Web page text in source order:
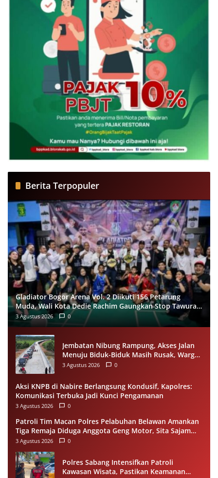
Berita Terpopuler
Gladiator Bogor Arena Vol. 2 Diikuti 156 Petarung
Muda, Wali Kota Dedie Rachim Gaungkan Stop Tawuran
Lewat Tinju
3 Agustus 2026 0
Jembatan Nibung Rampung, Akses Jalan
Menuju Biduk-Biduk Masih Rusak, Warga
Minta Pemprov Kaltim Segera Bertindak
3 Agustus 2026 0
Aksi KNPB di Nabire Berlangsung Kondusif, Kapolres:
Komunikasi Terbuka Jadi Kunci Pengamanan
3 Agustus 2026 0
Patroli Tim Macan Polres Pelabuhan Belawan Amankan
Tiga Remaja Diduga Anggota Geng Motor, Sita Sajam
dan Sepeda Motor
3 Agustus 2026 0
Polres Sabang Intensifkan Patroli
Kawasan Wisata, Pastikan Keamanan